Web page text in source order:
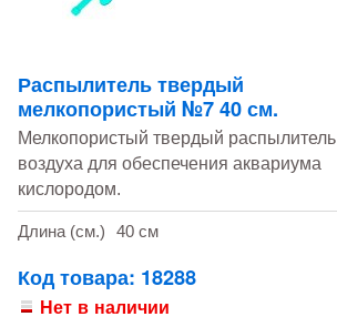
Распылитель твердый
мелкопористый №7 40 см.
Мелкопористый твердый распылитель
воздуха для обеспечения аквариума
кислородом.
Длина (см.) 40 см
Код товара: 18288
Нет в наличии